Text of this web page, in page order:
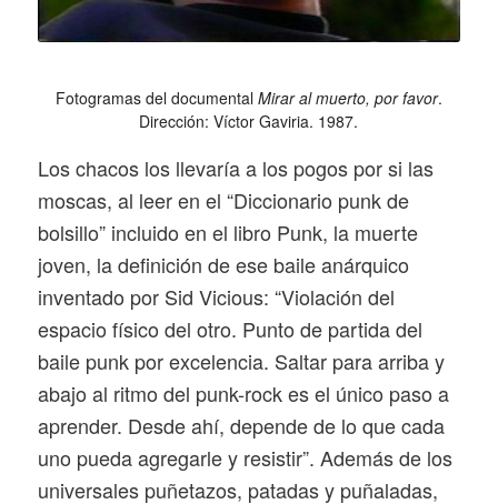
Fotogramas del documental Mirar al muerto, por favor.
Dirección: Víctor Gaviria. 1987.
Los chacos los llevaría a los pogos por si las
moscas, al leer en el “Diccionario punk de
bolsillo” incluido en el libro Punk, la muerte
joven, la definición de ese baile anárquico
inventado por Sid Vicious: “Violación del
espacio físico del otro. Punto de partida del
baile punk por excelencia. Saltar para arriba y
abajo al ritmo del punk-rock es el único paso a
aprender. Desde ahí, depende de lo que cada
uno pueda agregarle y resistir”. Además de los
universales puñetazos, patadas y puñaladas,